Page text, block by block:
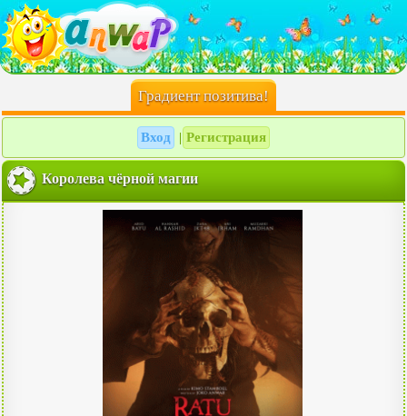
Градиент позитива!
Вход Регистрация
Королева чёрной магии